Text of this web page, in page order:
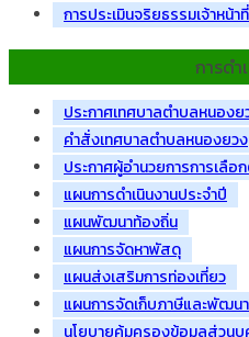
การประเมินจริยธรรมเจ้าหน้
การดำ
ประกาศเทศบาลตำบลหนองย
คำสั่งเทศบาลตำบลหนองยวง
ประกาศผู้อำนวยการการเลื
แผนการดำเนินงานประจำปี
แผนพัฒนาท้องถิ่น
แผนการจัดหาพัสดุ
แผนส่งเสริมการท่องเที่ยว
แผนการจัดเก็บภาษีและพัฒน
นโยบายคุ้มครองข้อมูลส่วน